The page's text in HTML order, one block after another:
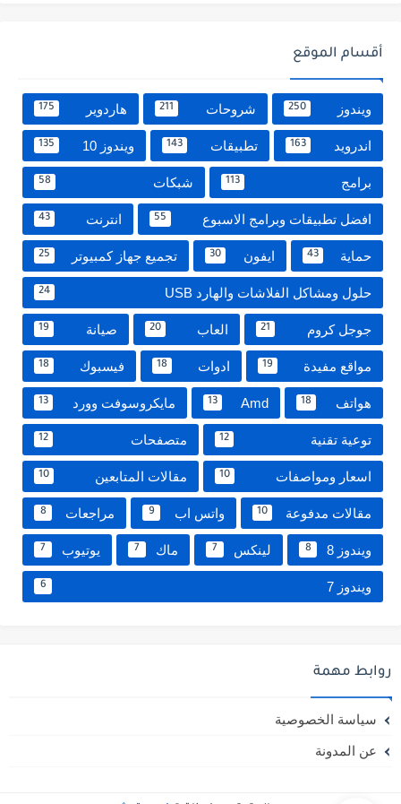
أقسام الموقع
ويندوز 250 شروحات 211 هاردوير 175
اندرويد 163 تطبيقات 143 ويندوز 10 135
برامج 113 شبكات 58
افضل تطبيقات وبرامج الاسبوع 55 انترنت 43
حماية 43 ايفون 30 تجميع جهاز كمبيوتر 25
حلول ومشاكل الفلاشات والهارد USB 24
جوجل كروم 21 العاب 20 صيانة 19
مواقع مفيدة 19 ادوات 18 فيسبوك 18
هواتف 18
Amd
13 مايكروسوفت وورد 13
توعية تقنية 12 متصفحات 12
اسعار ومواصفات 10 مقالات المتابعين 10
مقالات مدفوعة 10 واتس اب 9 مراجعات 8
ويندوز 8 8 لينكس 7 ماك 7 يوتيوب 7
ويندوز 7 6
روابط مهمة
سياسة الخصوصية
عن المدونة